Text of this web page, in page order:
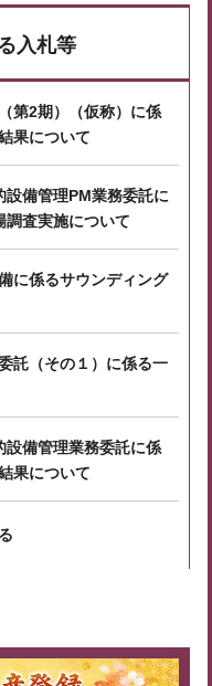
入札等
第2期）（仮称）に係
果について
備管理PM業務委託に
調査実施について
に係るサウンディング
託（その１）に係る一
設備管理業務委託に係
果について